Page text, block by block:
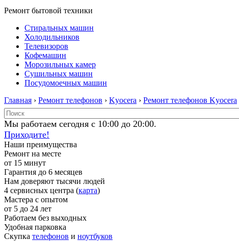
Ремонт бытовой техники
Стиральных машин
Холодильников
Телевизоров
Кофемашин
Морозильных камер
Сушильных машин
Посудомоечных машин
Главная › Ремонт телефонов › Kyocera › Ремонт телефонов Kyocera
Мы работаем сегодня с 10:00 до 20:00.
Приходите!
Наши преимущества
Ремонт на месте
от 15 минут
Гарантия до 6 месяцев
Нам доверяют тысячи людей
4 сервисных центра (карта)
Мастера с опытом
от 5 до 24 лет
Работаем без выходных
Удобная парковка
Скупка телефонов и ноутбуков